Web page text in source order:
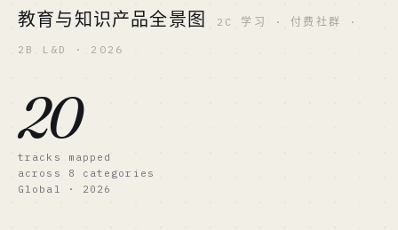
教育与知识产品全景图 2C 学习 · 付费社群 ·
2B L&D · 2026
20
tracks mapped
across 8 categories
Global · 2026